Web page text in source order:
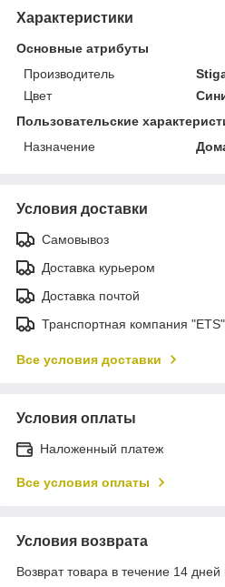
Характеристики
Основные атрибуты
Производитель
Цвет
Пользовательские
Назначение
Условия доставки
Самовывоз
Доставка курьером
Доставка почтой
Транспортная компания "ETS"
Все условия доставки
Условия оплаты
Наложенный платеж
Все условия оплаты
Условия возврата
Возврат товара в течение 14 дней